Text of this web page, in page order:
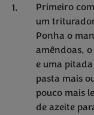
Primeiro
um
Ponha o
amêndoas,
e uma
pasta mais
pouco mais
de azeite